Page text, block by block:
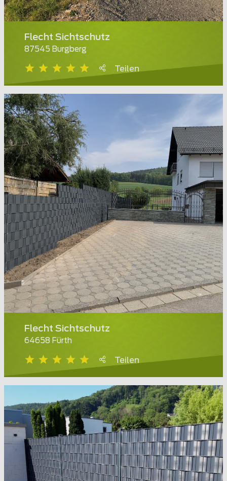
Flecht Sichtschutz
87545 Burgberg
Teilen
Flecht Sichtschutz
64658 Fürth
Teilen